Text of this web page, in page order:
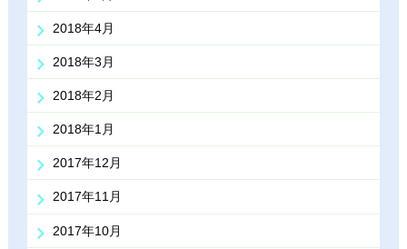
2018年4月
2018年3月
2018年2月
2018年1月
2017年12月
2017年11月
2017年10月